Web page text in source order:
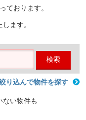
ております。
ます。
検索
り込んで物件を探す
ない物件も